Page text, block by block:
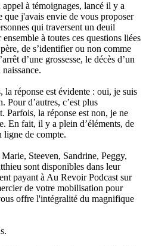
à témoignages, lancé il y a
que j'avais envie de vous proposer
qui traversent un deuil
à toutes ces questions liées
de s’identifier ou non comme
d’une grossesse, le décès d’un
la réponse est évidente : oui, je suis
Pour d’autres, c’est plus
Parfois, la réponse est non, je ne
En fait, il y a plein d’éléments, de
ligne de compte.
Steeven, Sandrine, Peggy,
sont disponibles dans leur
payant à Au Revoir Podcast sur
de votre mobilisation pour
offre l'intégralité du magnifique